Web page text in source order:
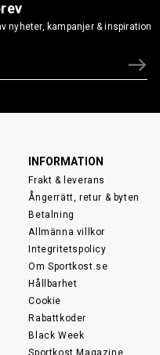
nyheter, kampanjer & inspiration
INFORMATION
Frakt & leverans
Ångerrätt, retur & byten
Betalning
Allmänna villkor
Integritetspolicy
Om Sportkost.se
Hållbarhet
Cookie
Rabattkoder
Black Week
Sportkost Magazine